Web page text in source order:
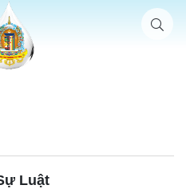
Nhảy đến nội dung
Luật